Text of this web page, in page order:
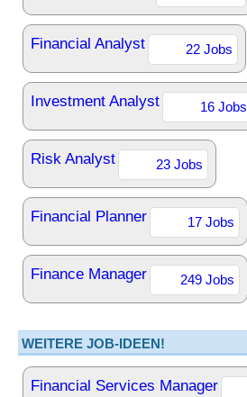
Financial Analyst 22 Jobs
Investment Analyst 16 Jobs
Risk Analyst 23 Jobs
Financial Planner 17 Jobs
Finance Manager 249 Jobs
WEITERE JOB-IDEEN!
Financial Services Manager